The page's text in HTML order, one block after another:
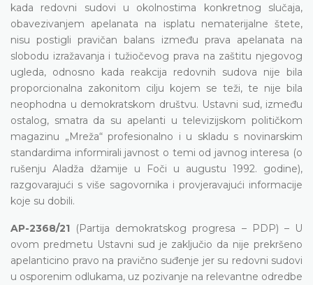
kada redovni sudovi u okolnostima konkretnog slučaja,
obavezivanjem apelanata na isplatu nematerijalne štete,
nisu postigli pravičan balans između prava apelanata na
slobodu izražavanja i tužiočevog prava na zaštitu njegovog
ugleda, odnosno kada reakcija redovnih sudova nije bila
proporcionalna zakonitom cilju kojem se teži, te nije bila
neophodna u demokratskom društvu. Ustavni sud, između
ostalog, smatra da su apelanti u televizijskom političkom
magazinu „Mreža“ profesionalno i u skladu s novinarskim
standardima informirali javnost o temi od javnog interesa (o
rušenju Aladža džamije u Foči u augustu 1992. godine),
razgovarajući s više sagovornika i provjeravajući informacije
koje su dobili.
AP-2368/21 (Partija demokratskog progresa – PDP) – U
ovom predmetu Ustavni sud je zaključio da nije prekršeno
apelanticino pravo na pravično suđenje jer su redovni sudovi
u osporenim odlukama, uz pozivanje na relevantne odredbe